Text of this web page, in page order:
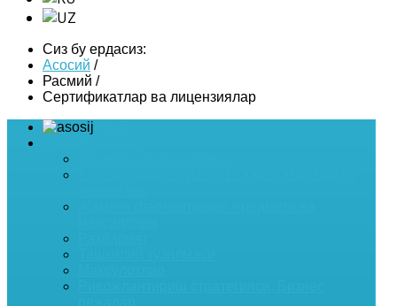
Сиз бу ердасиз:
Асосий /
Расмий /
Сертификатлар ва лицензиялар